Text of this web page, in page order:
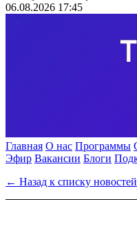
06.08.2026 17:45
Главная О нас Программы
Эфир Вакансии Блоги
← Назад к списку новостей